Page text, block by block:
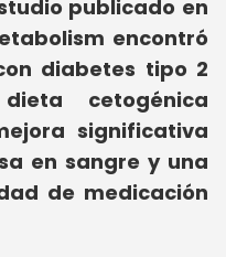
publicado en
encontró
diabetes tipo 2
cetogénica
significativa
en sangre y una
de medicación